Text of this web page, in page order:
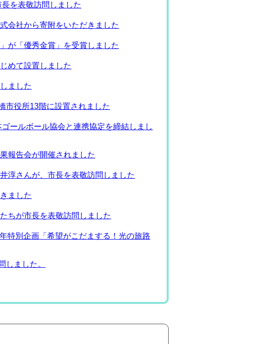
を表敬訪問しました
会社から寄附をいただきました
が「優秀金賞」を受賞しました
めて設置しました
ました
市役所13階に設置されました
ールボール協会と連携協定を締結しまし
報告会が開催されました
淳さんが、市長を表敬訪問しました
ました
ちが市長を表敬訪問しました
特別企画「希望がこだまする！光の旅路
しました。